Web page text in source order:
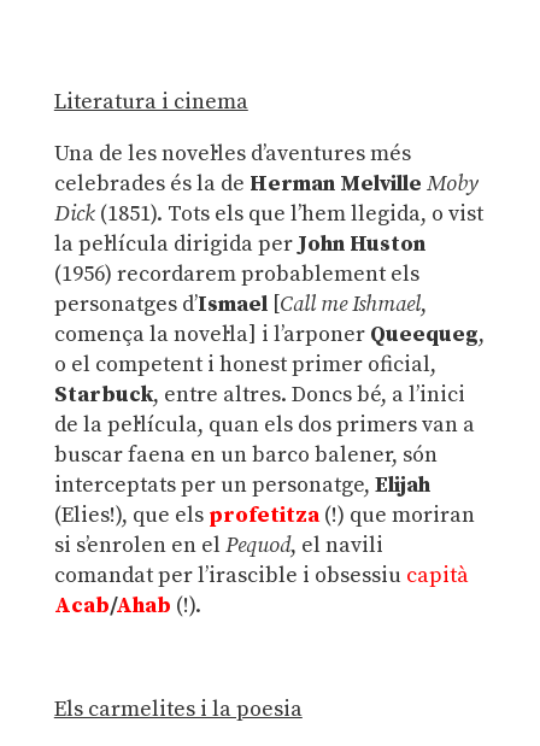
Literatura i cinema
Una de les novel·les d’aventures més
celebrades és la de Herman Melville Moby
Dick(1851). Tots els que l’hem llegida, o vist
la pel·lícula dirigida perJohn Huston
(1956) recordarem probablement els
personatges d’Ismael[Call me Ishmael,
comença la novel·la] i l’arponer Queequeg,
o el competent i honest primer oficial,
Starbuck, entre altres. Doncs bé, a l’inici
de la pel·lícula, quan els dos primers van a
buscar faena en un barco balener, són
interceptats per un personatge, Elijah
(Elies!), que els profetitza(!) que moriran
si s’enrolen en el Pequod, el navili
comandat per l’irascible i obsessiu capità
Acab/Ahab (!).
Els carmelites i la poesia